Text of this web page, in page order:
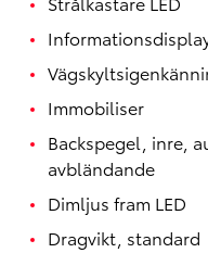
Immobiliser
Backspegel, inre,
avbländande
Dimljus fram LED
Dragvikt, standard